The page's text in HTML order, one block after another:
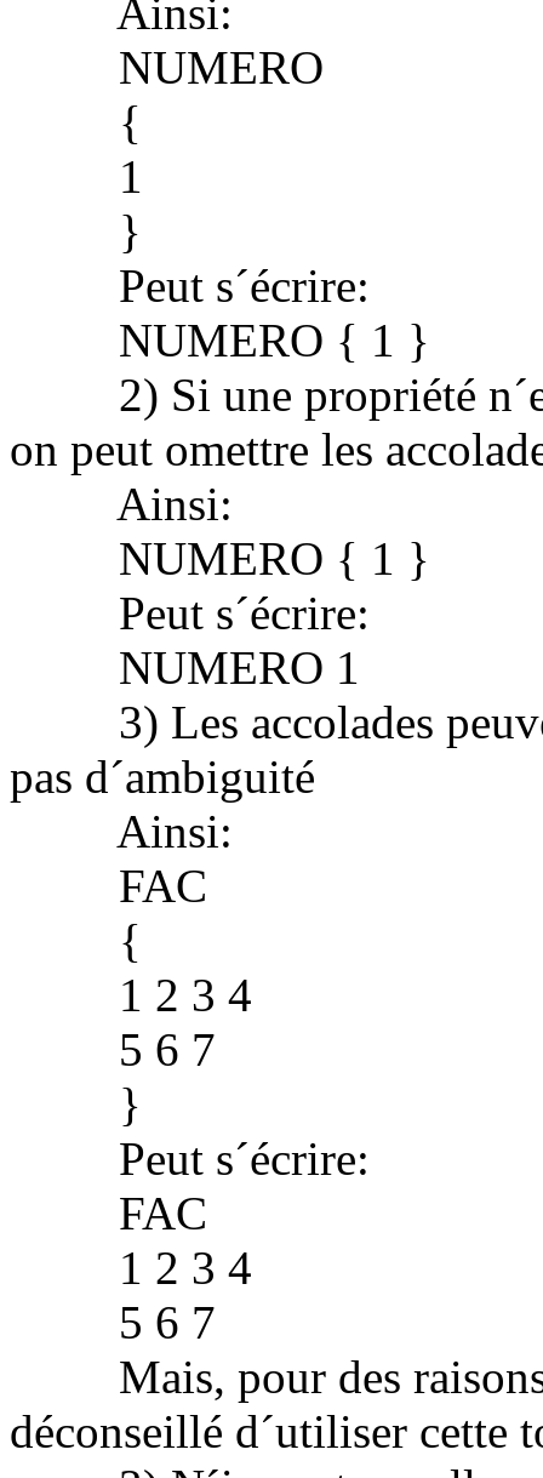
Ainsi:
NUMERO
{
1
}
Peut s´écrire:
NUMERO { 1 }
2) Si une propriété
on peut omettre les
Ainsi:
NUMERO { 1 }
Peut s´écrire:
NUMERO 1
3) Les accolades
pas d´ambiguité
Ainsi:
FAC
{
1 2 3 4
5 6 7
}
Peut s´écrire:
FAC
1 2 3 4
5 6 7
Mais, pour des raisons
déconseillé d´utiliser cette